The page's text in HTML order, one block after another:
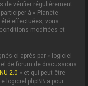
de vérifier régulièrement
à « Planète
effectuées, vous
modifiées et
ci-après par « logiciel
de forum de discussions
2.0 » et qui peut être
logiciel phpBB a pour